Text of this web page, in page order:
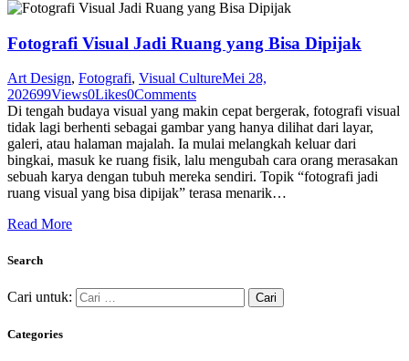
Fotografi Visual Jadi Ruang yang Bisa Dipijak
Art Design, Fotografi, Visual CultureMei 28,
202699Views0Likes0Comments
Di tengah budaya visual yang makin cepat bergerak, fotografi visual
tidak lagi berhenti sebagai gambar yang hanya dilihat dari layar,
galeri, atau halaman majalah. Ia mulai melangkah keluar dari
bingkai, masuk ke ruang fisik, lalu mengubah cara orang merasakan
sebuah karya dengan tubuh mereka sendiri. Topik “fotografi jadi
ruang visual yang bisa dipijak” terasa menarik…
Read More
Search
Cari untuk:
Categories